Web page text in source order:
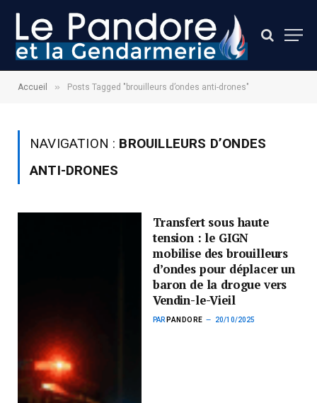
Accueil » Posts Tagged "brouilleurs d’ondes anti-drones"
NAVIGATION : BROUILLEURS D’ONDES
ANTI-DRONES
Transfert sous haute
tension : le GIGN
mobilise des brouilleurs
d’ondes pour déplacer un
baron de la drogue vers
Vendin-le-Vieil
PAR PANDORE 20/10/2025